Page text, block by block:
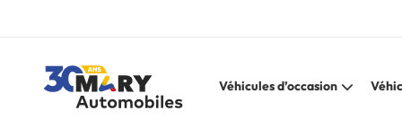
Véhicules d’occasion